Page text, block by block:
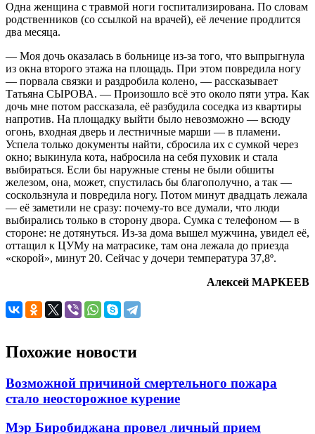
Одна женщина с травмой ноги госпитализирована. По словам
родственников (со ссылкой на врачей), её лечение продлится
два месяца.
— Моя дочь оказалась в больнице из-за того, что выпрыгнула
из окна второго этажа на площадь. При этом повредила ногу
— порвала связки и раздробила колено, — рассказывает
Татьяна СЫРОВА. — Произошло всё это около пяти утра. Как
дочь мне потом рассказала, её разбудила соседка из квартиры
напротив. На площадку выйти было невозможно — всюду
огонь, входная дверь и лестничные марши — в пламени.
Успела только документы найти, сбросила их с сумкой через
окно; выкинула кота, набросила на себя пуховик и стала
выбираться. Если бы наружные стены не были обшиты
железом, она, может, спустилась бы благополучно, а так —
соскользнула и повредила ногу. Потом минут двадцать лежала
— её заметили не сразу: почему-то все думали, что люди
выбирались только в сторону двора. Сумка с телефоном — в
стороне: не дотянуться. Из-за дома вышел мужчина, увидел её,
оттащил к ЦУМу на матрасике, там она лежала до приезда
«скорой», минут 20. Сейчас у дочери температура 37,8º.
Алексей МАРКЕЕВ
Похожие новости
Возможной причиной смертельного пожара
стало неосторожное курение
Мэр Биробиджана провел личный прием